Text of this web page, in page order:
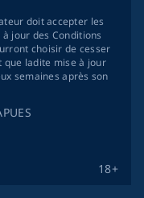
18+
doit accepter les
à jour des Conditions
choisir de cesser
ladite mise à jour
semaines après son